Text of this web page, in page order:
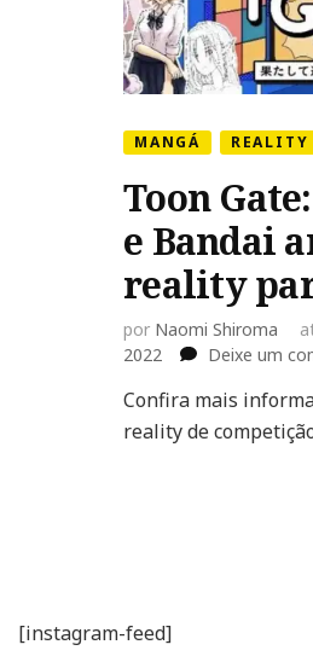
MANGÁ REALITY
Toon
e Bandai
reality
por Naomi Shiroma
2022
Deixe um
Confira mais
reality de
[instagram-feed]